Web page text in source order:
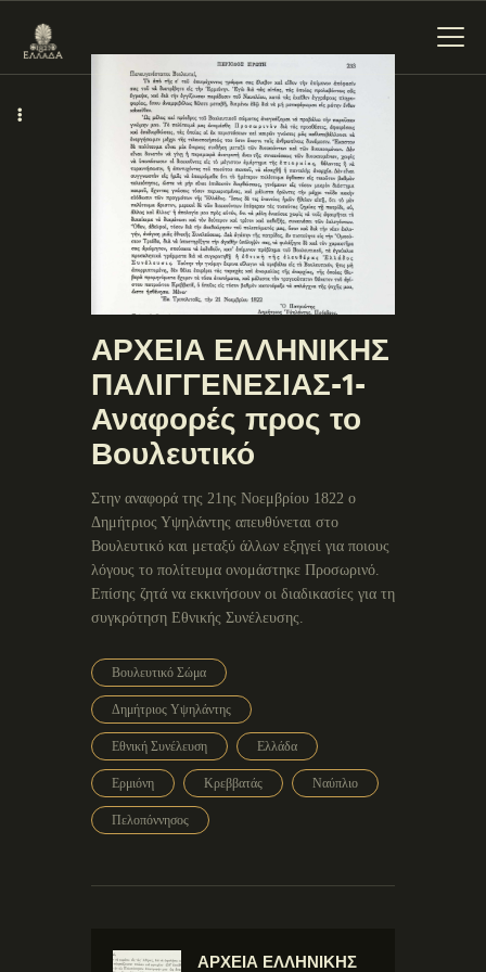
ΕΝΌΤΗΤΕΣ
ΞΥΛΌΚΑΣΤΡΟ –
ΕΥΡΩΣΤΊΝΗ
ΑΡΧΕΙΑ ΕΛΛΗΝΙΚΗΣ
ΠΑΛΙΓΓΕΝΕΣΙΑΣ-1-
Αναφορές προς το
Βουλευτικό
Στην αναφορά της 21ης Νοεμβρίου 1822 ο
Δημήτριος Υψηλάντης απευθύνεται στο
Βουλευτικό και μεταξύ άλλων εξηγεί για ποιους
λόγους το πολίτευμα ονομάστηκε Προσωρινό.
Επίσης ζητά να εκκινήσουν οι διαδικασίες για τη
συγκρότηση Εθνικής Συνέλευσης.
Βουλευτικό Σώμα
Δημήτριος Υψηλάντης
Εθνική Συνέλευση Ελλάδα
Ερμιόνη Κρεββατάς Ναύπλιο
Πελοπόννησος
ΑΡΧΕΙΑ ΕΛΛΗΝΙΚΗΣ